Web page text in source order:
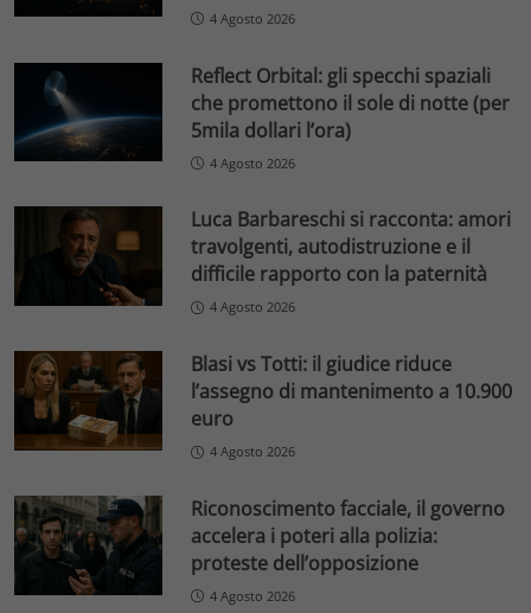
4 Agosto 2026
Reflect Orbital: gli specchi spaziali
che promettono il sole di notte (per
5mila dollari l’ora)
4 Agosto 2026
Luca Barbareschi si racconta: amori
travolgenti, autodistruzione e il
difficile rapporto con la paternità
4 Agosto 2026
Blasi vs Totti: il giudice riduce
l’assegno di mantenimento a 10.900
euro
4 Agosto 2026
Riconoscimento facciale, il governo
accelera i poteri alla polizia:
proteste dell’opposizione
4 Agosto 2026